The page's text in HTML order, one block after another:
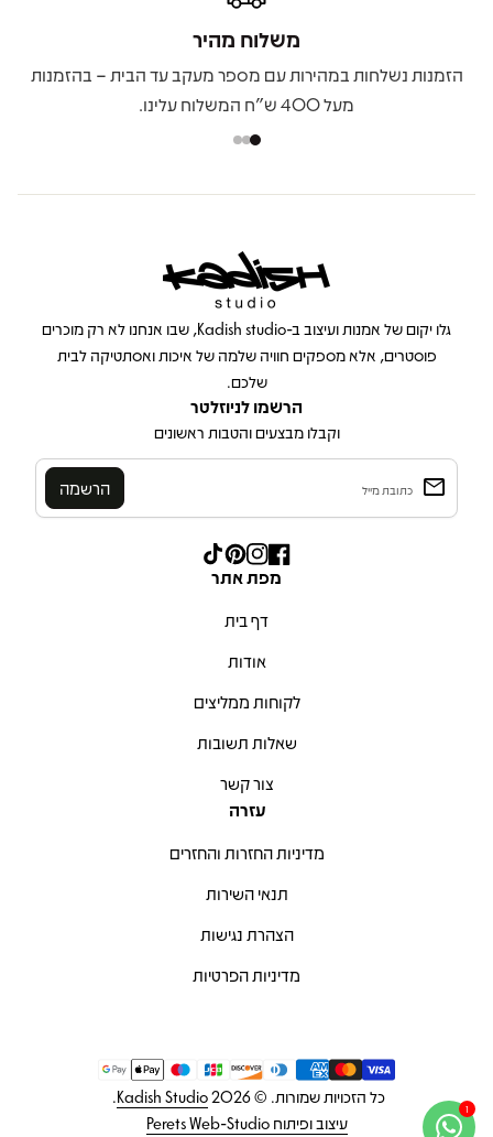
משלוח מהיר
הזמנות נשלחות במהירות עם מספר מעקב עד הבית – בהזמנות
מעל 400 ש"ח המשלוח עלינו.
בית
גלו יקום של אמנות ועיצוב ב-Kadish studio, שבו אנחנו לא רק מוכרים
פוסטרים, אלא מספקים חוויה שלמה של איכות ואסתטיקה לבית
שלכם.
הרשמו לניוזלטר
וקבלו מבצעים והטבות ראשונים
Enter your email
email
Facebook
(קישור נפתח בכרטיסייה/חלון חדש)
Instagram
(קישור נפתח בכרטיסייה/חלון חדש)
Pinterest
(קישור נפתח בכרטיסייה/חלון חדש)
מפת אתר
דף בית
אודות
לקוחות ממליצים
שאלות תשובות
צור קשר
עזרה
מדיניות החזרות והחזרים
תנאי השירות
הצהרת נגישות
מדיניות הפרטיות
שיטות תשלום
כל הזכויות שמורות. © 2026 Kadish Studio
.
עיצוב ופיתוח Perets Web-Studio